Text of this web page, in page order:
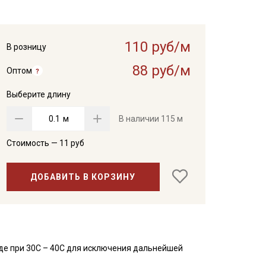
В розницу 110 руб/м
Оптом 88 руб/м
Выберите длину
м В наличии 115 м
Стоимость — 11 руб
ДОБАВИТЬ В КОРЗИНУ
при 30С – 40С для исключения дальнейшей